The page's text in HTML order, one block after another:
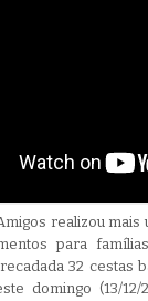
realizou
para
32 cestas
domingo (13/